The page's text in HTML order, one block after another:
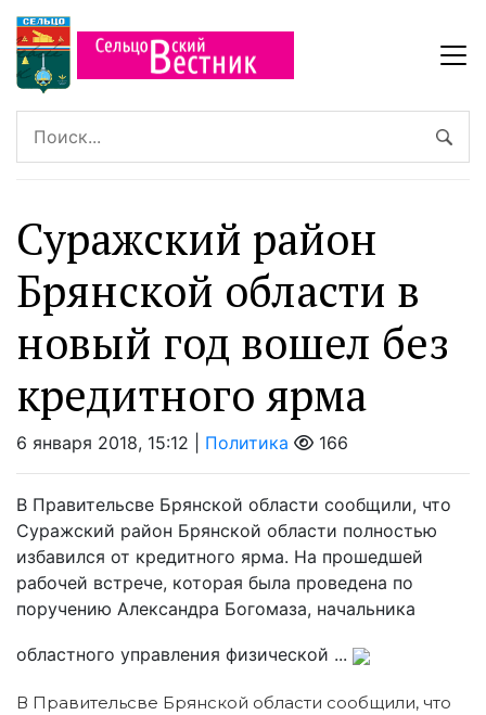
Суражский район
Брянской области в
новый год вошел без
кредитного ярма
6 января 2018, 15:12 | Политика 166
В Правительсве Брянской области сообщили, что
Суражский район Брянской области полностью
избавился от кредитного ярма. На прошедшей
рабочей встрече, которая была проведена по
поручению Александра Богомаза, начальника
областного управления физической ...
В Правительсве Брянской области сообщили, что